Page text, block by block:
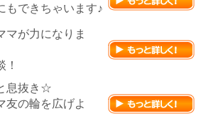
もできちゃいます♪
マが力になりま
！
息抜き☆
友の輪を広げよ